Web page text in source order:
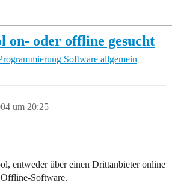
on- oder offline gesucht
Software allgemein
um 20:25
entweder über einen Drittanbieter online
Software.